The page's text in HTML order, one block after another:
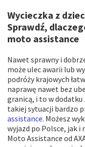
Wycieczka z
Sprawdź,
moto assistance
Nawet sprawny i
może ulec awarii lub
podróży krajowych
naprawę nawet bez
granicą, i to w dodatku
takiej sytuacji bardzo
assistance. Możesz
wyjazd po Polsce, jak i
Moto Assistance od